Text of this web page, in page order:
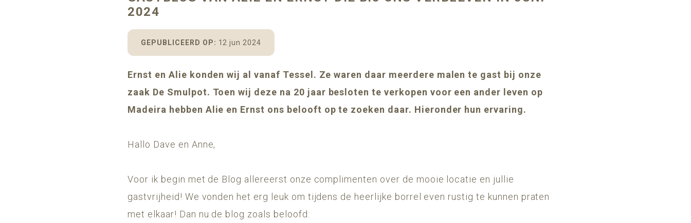
2024
GEPUBLICEERD OP: 12 jun 2024
Ernst en Alie konden wij al vanaf Tessel. Ze waren daar meerdere malen te gast bij onze
zaak De Smulpot. Toen wij deze na 20 jaar besloten te verkopen voor een ander leven op
Madeira hebben Alie en Ernst ons belooft op te zoeken daar. Hieronder hun ervaring.
Hallo Dave en Anne,
Voor ik begin met de Blog allereerst onze complimenten over de mooie locatie en jullie
gastvrijheid! We vonden het erg leuk om tijdens de heerlijke borrel even rustig te kunnen praten
met elkaar! Dan nu de blog zoals beloofd: